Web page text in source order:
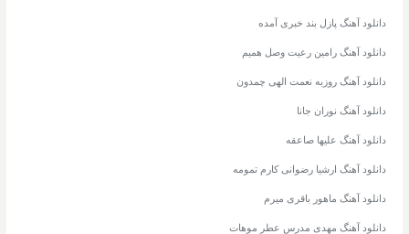
دانلود آهنگ پازل بند خبری آمده
دانلود آهنگ رامین رعیت وصل همیم
دانلود آهنگ روزبه نعمت الهی چمدون
دانلود آهنگ نوران جانا
دانلود آهنگ علیها صاعقه
دانلود آهنگ ارشیا رضوانی کارم تمومه
دانلود آهنگ ماهور باقری میرم
دانلود آهنگ مهدی مدرس عطر موهات